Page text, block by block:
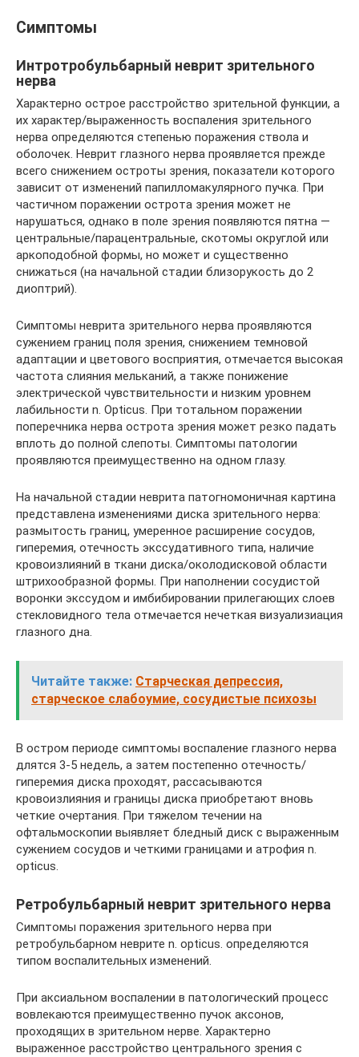
Симптомы
Интротробульбарный неврит зрительного
нерва
Характерно острое расстройство зрительной функции, а
их характер/выраженность воспаления зрительного
нерва определяются степенью поражения ствола и
оболочек. Неврит глазного нерва проявляется прежде
всего снижением остроты зрения, показатели которого
зависит от изменений папилломакулярного пучка. При
частичном поражении острота зрения может не
нарушаться, однако в поле зрения появляются пятна —
центральные/парацентральные, скотомы округлой или
аркоподобной формы, но может и существенно
снижаться (на начальной стадии близорукость до 2
диоптрий).
Симптомы неврита зрительного нерва проявляются
сужением границ поля зрения, снижением темновой
адаптации и цветового восприятия, отмечается высокая
частота слияния мельканий, а также понижение
электрической чувствительности и низким уровнем
лабильности n. Opticus. При тотальном поражении
поперечника нерва острота зрения может резко падать
вплоть до полной слепоты. Симптомы патологии
проявляются преимущественно на одном глазу.
На начальной стадии неврита патогномоничная картина
представлена изменениями диска зрительного нерва:
размытость границ, умеренное расширение сосудов,
гиперемия, отечность экссудативного типа, наличие
кровоизлияний в ткани диска/околодисковой области
штрихообразной формы. При наполнении сосудистой
воронки экссудом и имбибировании прилегающих слоев
стекловидного тела отмечается нечеткая визуализиация
глазного дна.
Читайте также: Старческая депрессия,
старческое слабоумие, сосудистые психозы
В остром периоде симптомы воспаление глазного нерва
длятся 3-5 недель, а затем постепенно отечность/
гиперемия диска проходят, рассасываются
кровоизлияния и границы диска приобретают вновь
четкие очертания. При тяжелом течении на
офтальмоскопии выявляет бледный диск с выраженным
сужением сосудов и четкими границами и атрофия n.
opticus.
Ретробульбарный неврит зрительного нерва
Симптомы поражения зрительного нерва при
ретробульбарном неврите n. opticus. определяются
типом воспалительных изменений.
При аксиальном воспалении в патологический процесс
вовлекаются преимущественно пучок аксонов,
проходящих в зрительном нерве. Характерно
выраженное расстройство центрального зрения с